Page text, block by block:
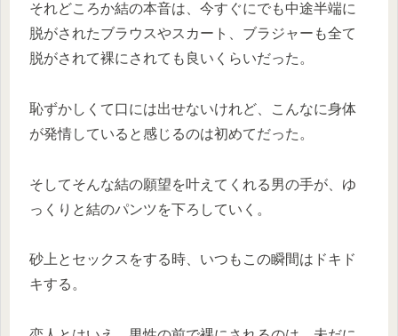
それどころか結の本音は、今すぐにでも中途半端に
脱がされたブラウスやスカート、ブラジャーも全て
脱がされて裸にされても良いくらいだった。
恥ずかしくて口には出せないけれど、こんなに身体
が発情していると感じるのは初めてだった。
そしてそんな結の願望を叶えてくれる男の手が、ゆ
っくりと結のパンツを下ろしていく。
砂上とセックスをする時、いつもこの瞬間はドキド
キする。